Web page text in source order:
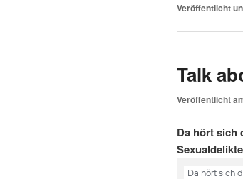
Veröffentlicht
Talk
Veröffentlicht
Da hört sich